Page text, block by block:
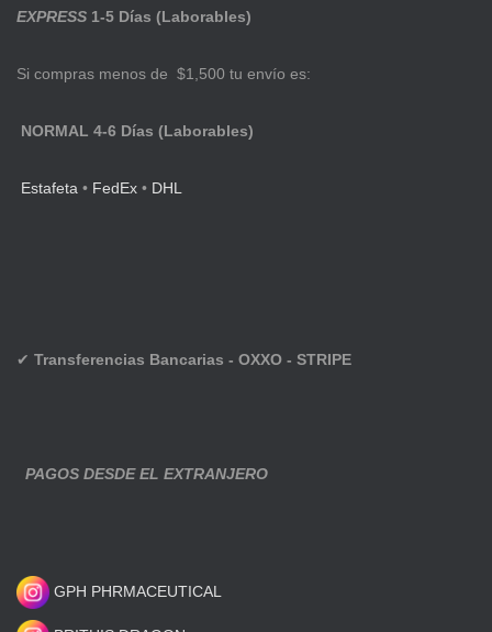
EXPRESS 1-5 Días (Laborables)
Si compras menos de $1,500 tu envío es:
NORMAL 4-6 Días (Laborables)
Estafeta • FedEx • DHL
✔ Transferencias Bancarias - OXXO - STRIPE
PAGOS DESDE EL EXTRANJERO
GPH PHRMACEUTICAL